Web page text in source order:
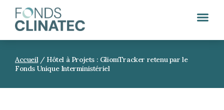
Accueil / Hôtel à Projets : GliomTracker retenu par le
Fonds Unique Interministériel